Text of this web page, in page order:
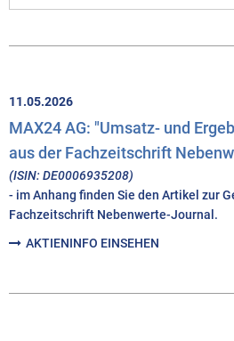
11.05.2026
MAX24 AG: "Umsatz- und
aus der Fachzeitschrift
(ISIN: DE0006935208)
- im Anhang finden Sie den Artikel zur
Fachzeitschrift Nebenwerte-Journal.
AKTIENINFO EINSEHEN